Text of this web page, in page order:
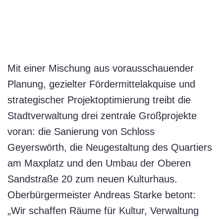
Mit einer Mischung aus vorausschauender
Planung, gezielter Fördermittelakquise und
strategischer Projektoptimierung treibt die
Stadtverwaltung drei zentrale Großprojekte
voran: die Sanierung von Schloss
Geyerswörth, die Neugestaltung des Quartiers
am Maxplatz und den Umbau der Oberen
Sandstraße 20 zum neuen Kulturhaus.
Oberbürgermeister Andreas Starke betont:
„Wir schaffen Räume für Kultur, Verwaltung